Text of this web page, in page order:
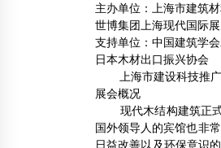
白色木蜡油新上市
2016年9月17日
主办单位：上海市建筑
世博集团上海现代国际
支持单位：中国建筑学
日本木材出口振兴协会
上海市建设科技推
展会概况
现代木结构建筑正式
国外领导人的宾馆也非
日益改善以及环保意识